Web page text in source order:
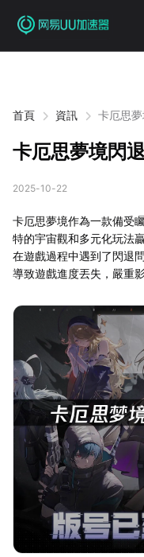
首頁 資訊 卡厄思
卡厄思夢境閃
2025-10-22
卡厄思夢境作為一款備受
特的宇宙觀和多元化玩法
在遊戲過程中遇到了閃退
導致遊戲進度丟失，嚴重